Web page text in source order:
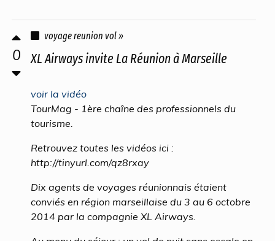
0
voyage reunion vol »
XL Airways invite La Réunion à Marseille
voir la vidéo
TourMag - 1ère chaîne des professionnels du
tourisme.
Retrouvez toutes les vidéos ici :
http://tinyurl.com/qz8rxay
Dix agents de voyages réunionnais étaient
conviés en région marseillaise du 3 au 6 octobre
2014 par la compagnie XL Airways.